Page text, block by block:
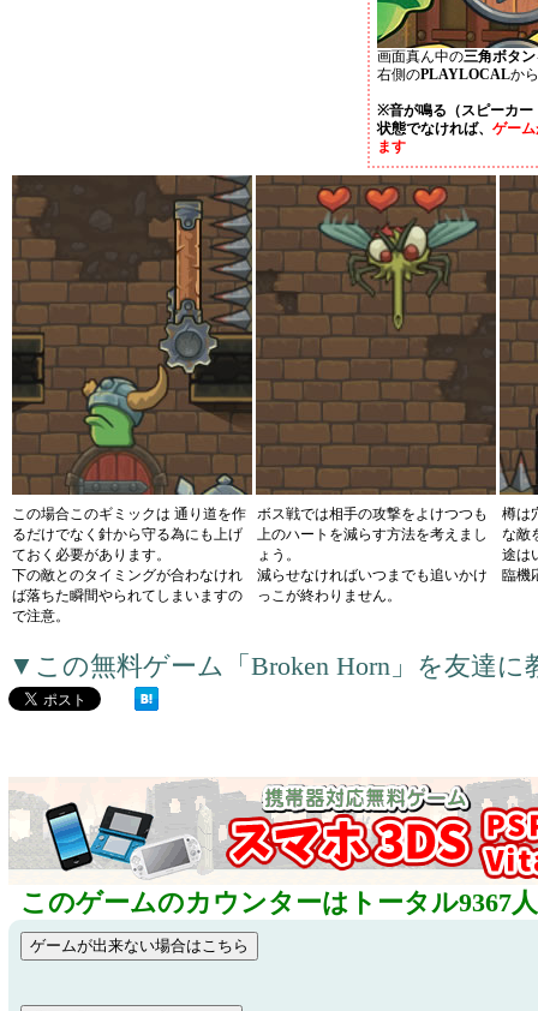
画面真ん中の三角ボタン
右側のPLAYLOCALか
※音が鳴る（スピーカー
状態でなければ、 ゲー
ます
この場合このギミックは 通り道を作
るだけでなく針から守る為にも上げ
ておく必要があります。
下の敵とのタイミングが合わなけれ
ば落ちた瞬間やられてしまいますの
で注意。
ボス戦では相手の攻撃をよけつつも
上のハートを減らす方法を考えまし
ょう。
減らせなければいつまでも追いかけ
っこが終わりません。
樽は
な敵
途は
臨機
▼この無料ゲーム「Broken Horn」を友達
このゲームのカウンターはトータル9367